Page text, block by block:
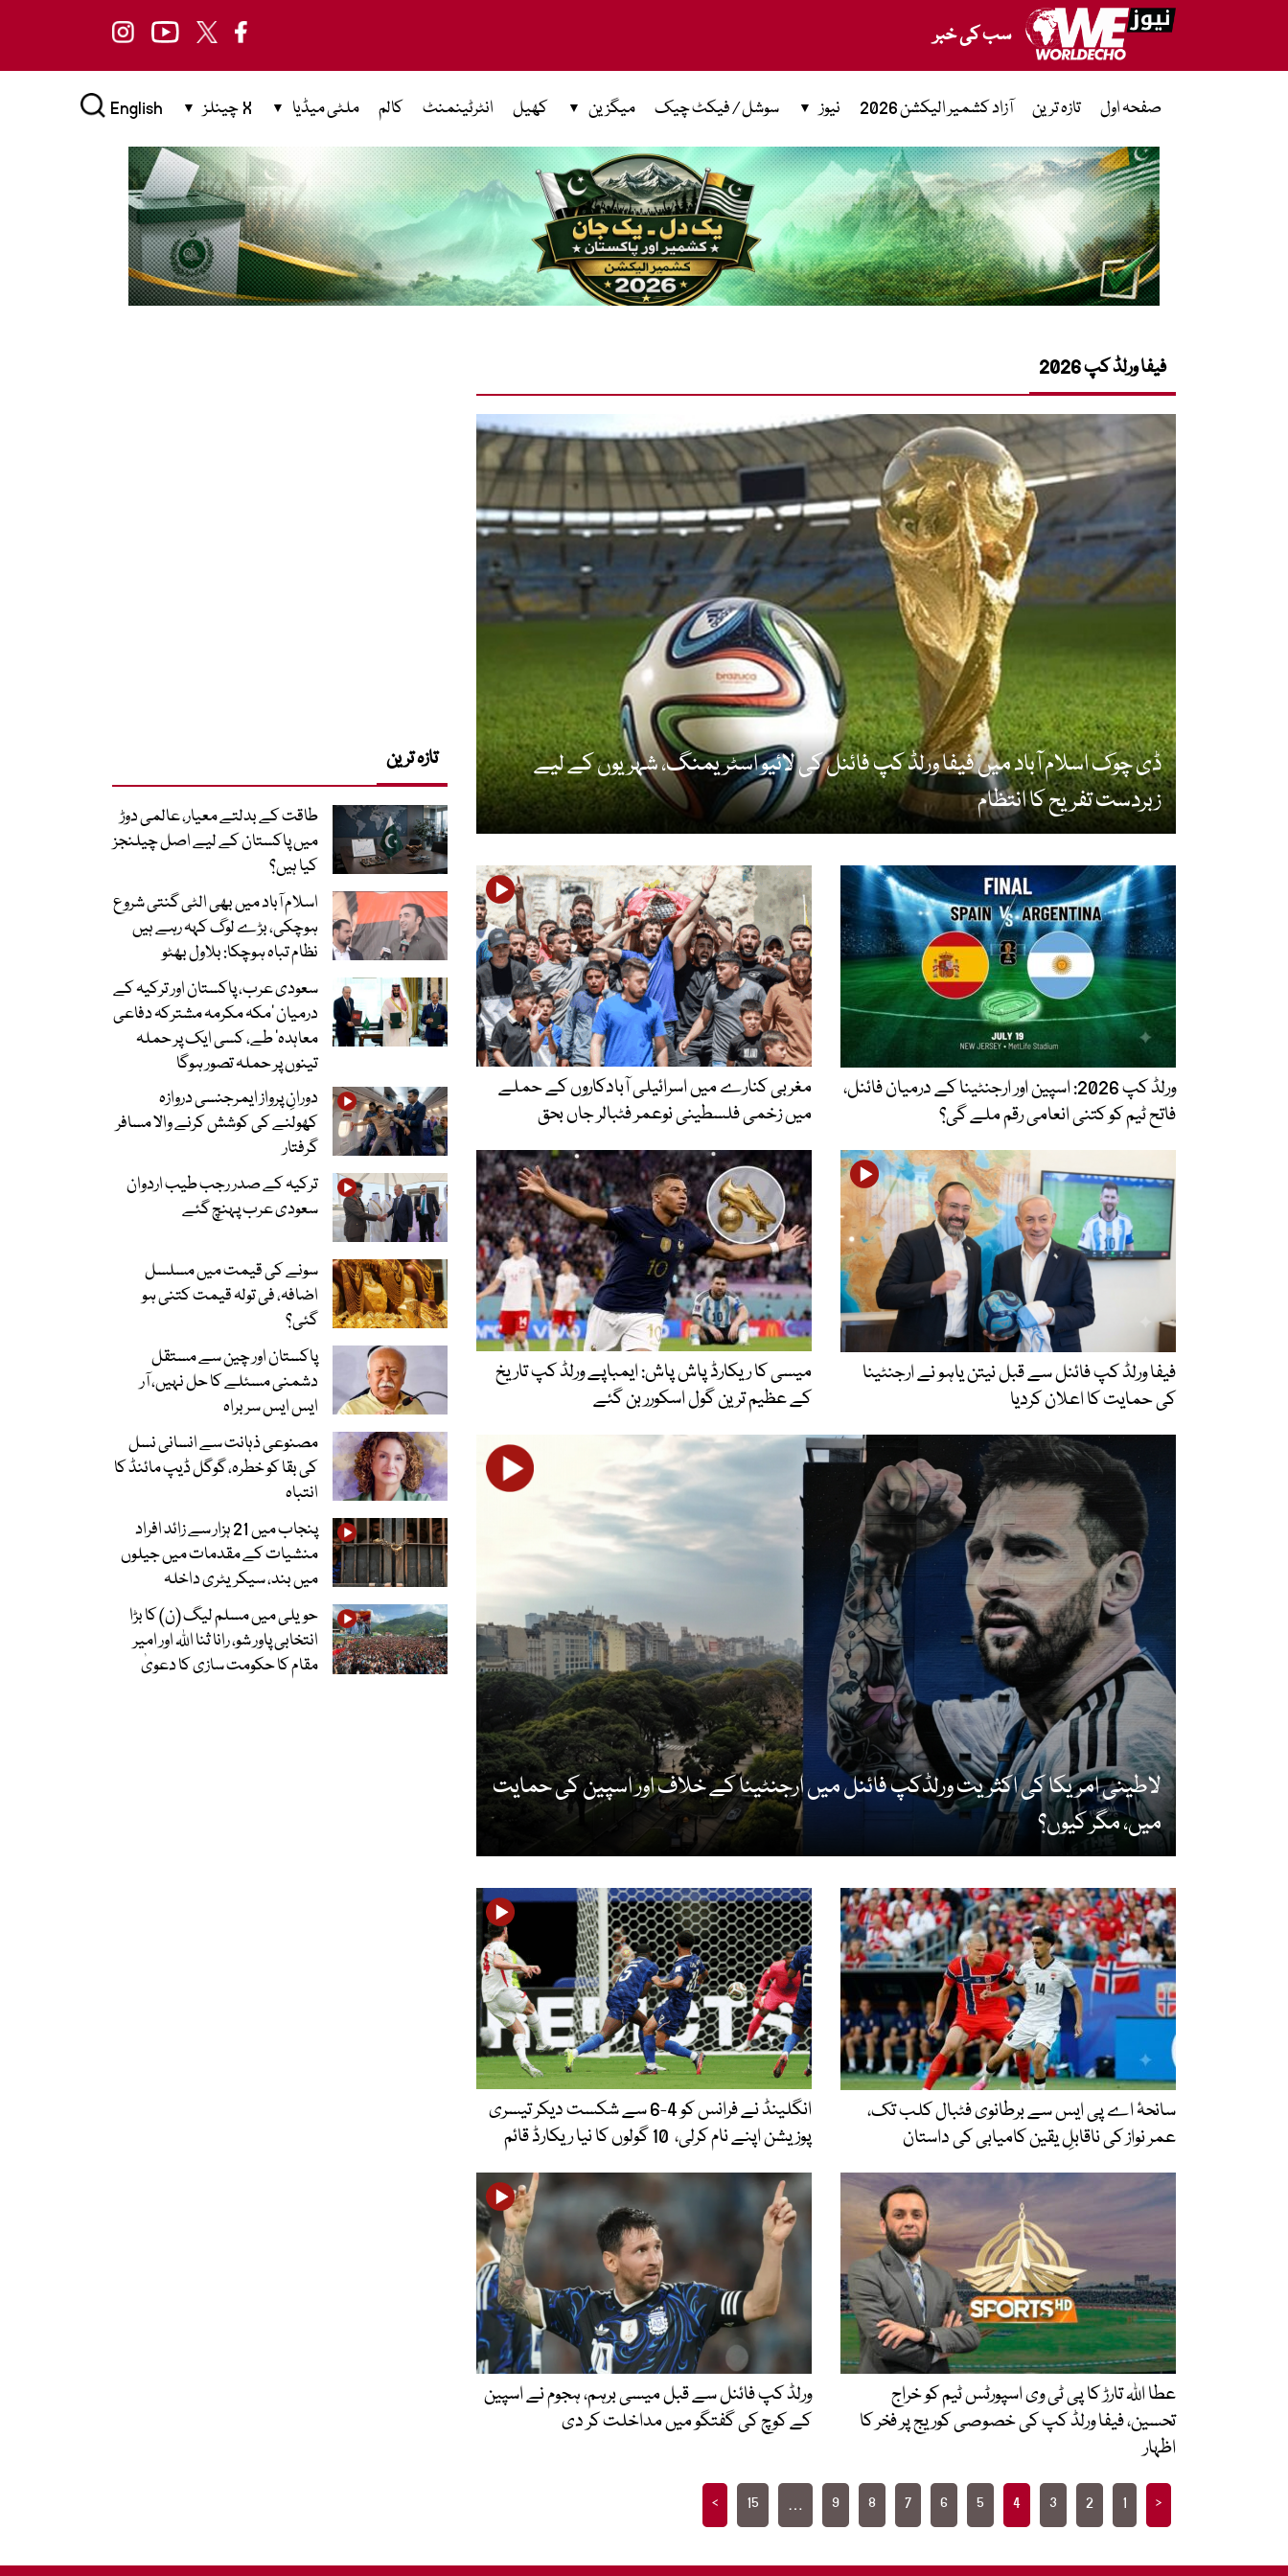
سب کی خبر
صفحہ اول تازہ ترین آزاد کشمیر الیکشن 2026 نیوز سوشل / فیکٹ چیک میگزین کھیل انٹرٹینمنٹ کالم ملٹی میڈیا X چینلز English
فیفا ورلڈ کپ 2026
ڈی چوک اسلام آباد میں فیفا ورلڈ کپ فائنل کی لائیو اسٹریمنگ، شہریوں کے لیے
زبردست تفریح کا انتظام
ورلڈ کپ 2026: اسپین اور ارجنٹینا کے درمیان فائنل،
فاتح ٹیم کو کتنی انعامی رقم ملے گی؟
مغربی کنارے میں اسرائیلی آبادکاروں کے حملے
میں زخمی فلسطینی نوعمر فٹبالر جاں بحق
فیفا ورلڈ کپ فائنل سے قبل نیتن یاہو نے ارجنٹینا
کی حمایت کا اعلان کردیا
میسی کا ریکارڈ پاش پاش: ایمباپے ورلڈ کپ تاریخ
کے عظیم ترین گول اسکورر بن گئے
لاطینی امریکا کی اکثریت ورلڈکپ فائنل میں ارجنٹینا کے خلاف اور اسپین کی حمایت
میں، مگر کیوں؟
سانحۂ اے پی ایس سے برطانوی فٹبال کلب تک،
عمر نواز کی ناقابلِ یقین کامیابی کی داستان
انگلینڈ نے فرانس کو 4-6 سے شکست دیکر تیسری
پوزیشن اپنے نام کرلی، 10 گولوں کا نیا ریکارڈ قائم
عطا اللہ تارڑ کا پی ٹی وی اسپورٹس ٹیم کو خراج
تحسین، فیفا ورلڈ کپ کی خصوصی کوریج پر فخر کا
اظہار
ورلڈ کپ فائنل سے قبل میسی برہم، ہجوم نے اسپین
کے کوچ کی گفتگو میں مداخلت کر دی
Posts
pagination
<
1
2
3
4
5
6
7
8
9
…
15
>
تازہ ترین
طاقت کے بدلتے معیار، عالمی دوڑ
میں پاکستان کے لیے اصل چیلنجز
کیا ہیں؟
اسلام آباد میں بھی الٹی گنتی شروع
ہوچکی، بڑے لوگ کہہ رہے ہیں
نظام تباہ ہوچکا: بلاول بھٹو
سعودی عرب، پاکستان اور ترکیہ کے
درمیان ’مکہ مکرمہ مشترکہ دفاعی
معاہدہ‘ طے، کسی ایک پر حملہ
تینوں پر حملہ تصور ہوگا
دورانِ پرواز ایمرجنسی دروازہ
کھولنے کی کوشش کرنے والا مسافر
گرفتار
ترکیہ کے صدر رجب طیب اردوان
سعودی عرب پہنچ گئے
سونے کی قیمت میں مسلسل
اضافہ، فی تولہ قیمت کتنی ہو
گئی؟
پاکستان اور چین سے مستقل
دشمنی مسئلے کا حل نہیں، آر
ایس ایس سربراہ
مصنوعی ذہانت سے انسانی نسل
کی بقا کو خطرہ، گوگل ڈیپ مائنڈ کا
انتباہ
پنجاب میں 21 ہزار سے زائد افراد
منشیات کے مقدمات میں جیلوں
میں بند، سیکریٹری داخلہ
حویلی میں مسلم لیگ (ن) کا بڑا
انتخابی پاور شو، رانا ثنا اللہ اور امیر
مقام کا حکومت سازی کا دعویٰ